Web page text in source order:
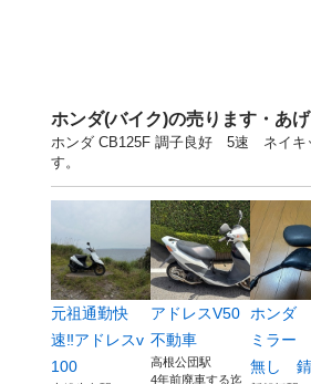
ホンダ(バイク)の売ります・あ
ホンダ CB125F 調子良好 5速 ネイキ
す。
元祖通勤快
速‼️アドレスv
100
アドレスV50
不動車
高根公団駅
4年前廃車する迄
ホンダ
ミラー
無し 錆